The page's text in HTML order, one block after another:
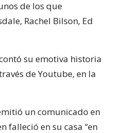
de los que
Rachel Bilson, Ed
su emotiva historia
de Youtube, en la
un comunicado en
falleció en su casa “en